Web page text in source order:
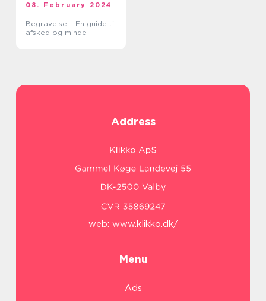
08. February 2024
Begravelse – En guide til
afsked og minde
Address
web: www.klikko.dk/
Menu
Ads